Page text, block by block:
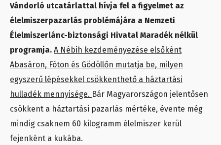
Vándorló utcatárlattal hívja fel a figyelmet az
élelmiszerpazarlás problémájára a Nemzeti
Élelmiszerlánc-biztonsági Hivatal Maradék nélkül
programja. A Nébih kezdeményezése elsőként
Abasáron, Fóton és Gödöllőn mutatja be, milyen
egyszerű lépésekkel csökkenthető a háztartási
hulladék mennyisége. Bár Magyarországon jelentősen
csökkent a háztartási pazarlás mértéke, évente még
mindig csaknem 60 kilogramm élelmiszer kerül
fejenként a kukába.